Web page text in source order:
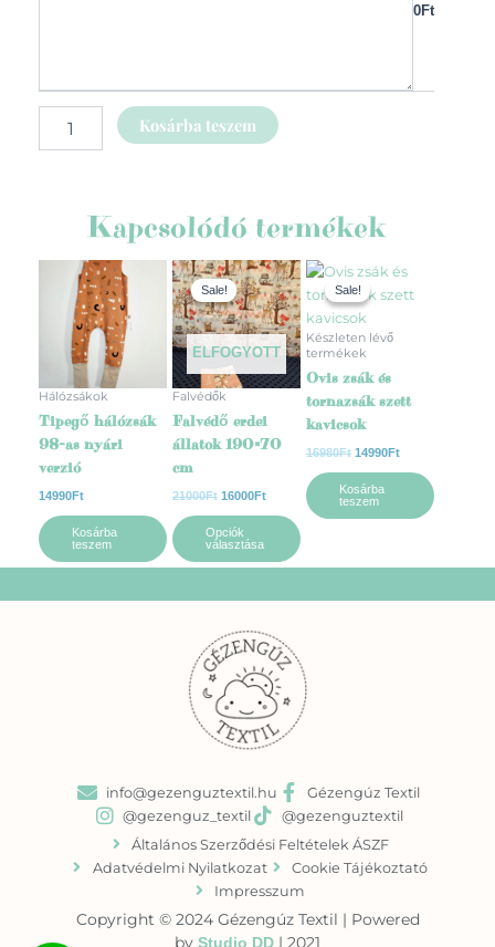
0Ft
Kosárba teszem
Kapcsolódó termékek
Hálózsákok
Tipegő hálózsák
98-as nyári
verzió
14990Ft
Kosárba
teszem
Sale!
ELFOGYOTT
Sale!
Falvédők
Falvédő erdei
állatok 190×70
cm
21000Ft
Original
price
was:
21000Ft.
16000Ft
Current
price
is:
16000Ft.
Opciók
választása
Ennek
a
terméknek
több
variációja
van.
A
változatok
a
termékoldalon
választhatók
Sale!
Sale!
Készleten lévő
termékek
Ovis zsák és
tornazsák szett
kavicsok
16980Ft
Original
was:
16980Ft.
14990Ft
Current
is:
Kosárba
teszem
info@gezenguztextil.hu
Gézengúz Textil
@gezenguz_textil
@gezenguztextil
Általános Szerződési Feltételek ÁSZF
Adatvédelmi Nyilatkozat
Cookie Tájékoztató
Impresszum
Copyright © 2024 Gézengúz Textil | Powered
by Studio DD | 2021